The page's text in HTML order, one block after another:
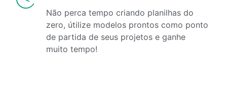
Não perca tempo criando planilhas do
zero, útilize modelos prontos como ponto
de partida de seus projetos e ganhe
muito tempo!